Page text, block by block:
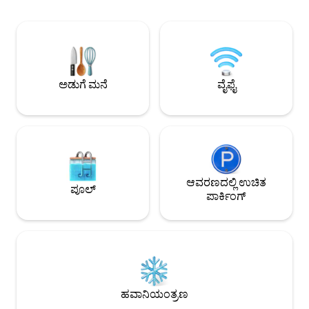
ದೂರದ ಡ್ರೈವ್. ಮುಖ್ಯ
ಆದರೆ ಯಾವುದೇ
ಸಂಪೂರ್ಣವಾಗಿ
ಅಡುಗೆ ಮನೆ ವೈಫೈ
ಪೂಲ್
ಆವರಣದಲ್ಲಿ ಉಚಿತ
ಪಾರ್ಕಿಂಗ್
ಹವಾನಿಯಂತ್ರಣ